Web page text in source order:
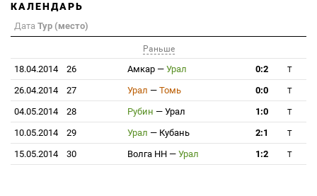
КАЛЕНДАРЬ
Дата Тур (место)
Раньше
18.04.2014 26 Амкар — Урал 0:2 T
26.04.2014 27 Урал — Томь 0:0 T
04.05.2014 28 Рубин — Урал 1:0 T
10.05.2014 29 Урал — Кубань 2:1 T
15.05.2014 30 Волга НН — Урал 1:2 T